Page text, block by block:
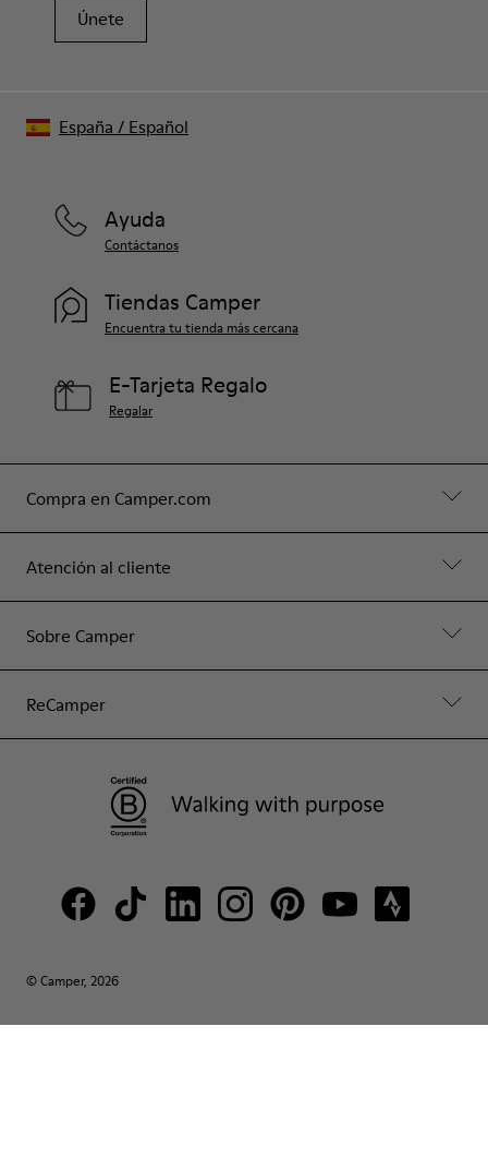
Únete
Compra en Camper.com
Atención al cliente
Sobre Camper
ReCamper
Ayuda
Contáctanos
Tiendas Camper
Encuentra tu tienda más cercana
E-Tarjeta Regalo
Regalar
© Camper, 2026
España / Español